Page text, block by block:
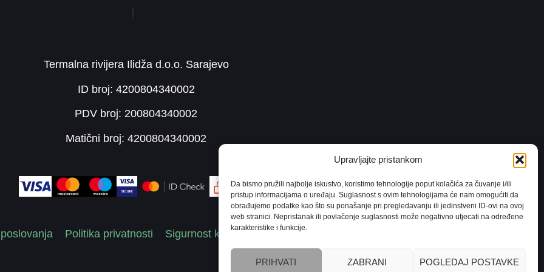
Upravljajte pristankom
Da bismo pružili najbolje iskustvo, koristimo tehnologije poput kolačića za čuvanje i/ili
pristup informacijama o uređaju. Suglasnost s ovim tehnologijama će nam omogućiti da
obrađujemo podatke kao što su ponašanje pri pregledavanju ili jedinstveni ID-ovi na ovoj
web stranici. Nepristanak ili povlačenje suglasnosti može negativno utjecati na određene
karakteristike i funkcije.
PRIHVATI ZABRANI POGLEDAJ POSTAVKE
Termalna rivijera Ilidža d.o.o. Sarajevo
ID broj: 4200804340002
PDV broj: 200804340002
Matični broj: 4200804340002
Politika privatnosti Sigurnost kartičnog plaćanja